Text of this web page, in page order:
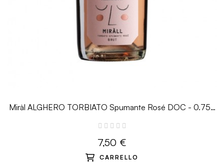
Miràl ALGHERO TORBIATO Spumante Rosé DOC - 0.75L
7,50 €
CARRELLO